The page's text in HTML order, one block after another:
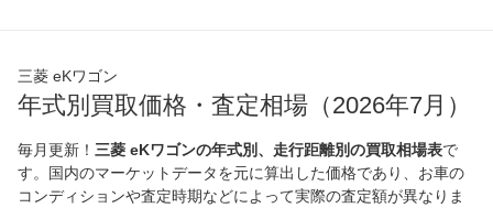
三菱 eKワゴン
年式別買取価格・査定相場（2026年7月）
毎月更新！ 三菱 eKワゴンの年式別、走行距離別の買取相場表で
す。国内のマーケットデータを元に算出した価格であり、お車の
コンディションや査定時期などによって実際の査定額が異なりま